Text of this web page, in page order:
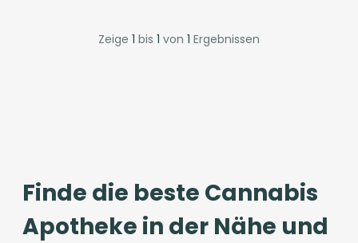
Zeige 1 bis 1 von 1 Ergebnissen
Finde die beste Cannabis
Apotheke in der Nähe und